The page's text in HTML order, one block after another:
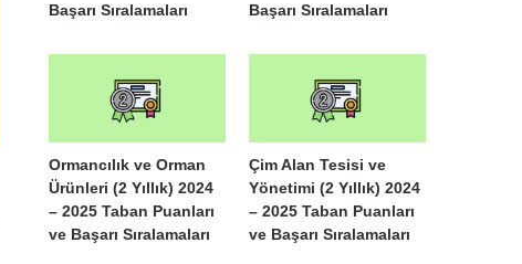
Başarı Sıralamaları
Başarı Sıralamaları
Ormancılık ve Orman
Ürünleri (2 Yıllık) 2024
– 2025 Taban Puanları
ve Başarı Sıralamaları
Çim Alan Tesisi ve
Yönetimi (2 Yıllık) 2024
– 2025 Taban Puanları
ve Başarı Sıralamaları